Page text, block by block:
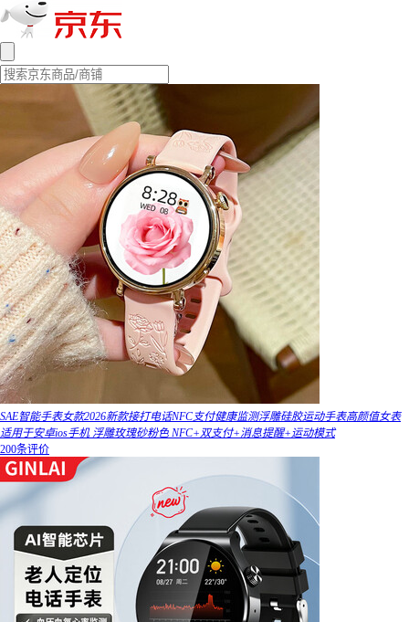
SAE智能手表女款2026新款接打电话NFC支付健康监测浮雕硅胶运动手表高颜值女表
适用于安卓ios手机 浮雕玫瑰砂粉色 NFC+双支付+消息提醒+运动模式
200条评价